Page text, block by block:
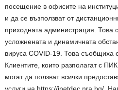
посещение в офисите на
и да се възползват от
приходната администрация. Това
усложнената и динамичната
вируса COVID-19. Това
Клиентите, които разполагат с
могат да ползват всички